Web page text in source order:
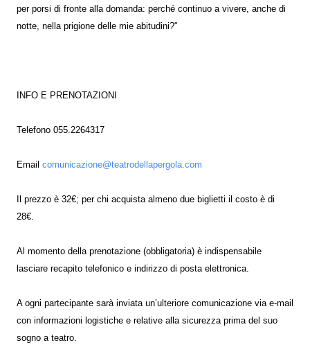
per porsi di fronte alla domanda: perché continuo a vivere, anche di
notte, nella prigione delle mie abitudini?"
INFO E PRENOTAZIONI
Telefono 055.2264317
Email comunicazione@teatrodellapergola.com
Il prezzo è 32€; per chi acquista almeno due biglietti il costo è di
28€.
Al momento della prenotazione (obbligatoria) è indispensabile
lasciare recapito telefonico e indirizzo di posta elettronica.
A ogni partecipante sarà inviata un’ulteriore comunicazione via e-mail
con informazioni logistiche e relative alla sicurezza prima del suo
sogno a teatro.